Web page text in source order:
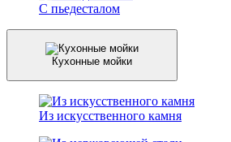
С пьедесталом
Кухонные мойки
Из искусственного камня